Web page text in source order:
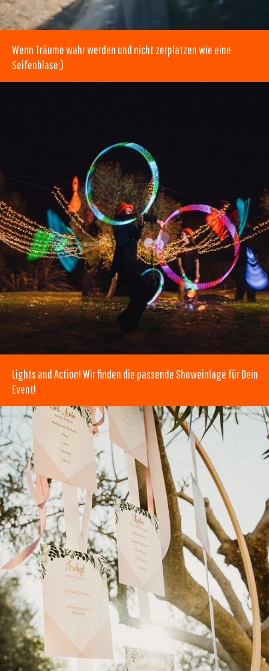
Wenn Träume wahr werden und nicht zerplatzen wie eine
Seifenblase;)
Lights and Action! Wir finden die passende Showeinlage für Dein
Event!